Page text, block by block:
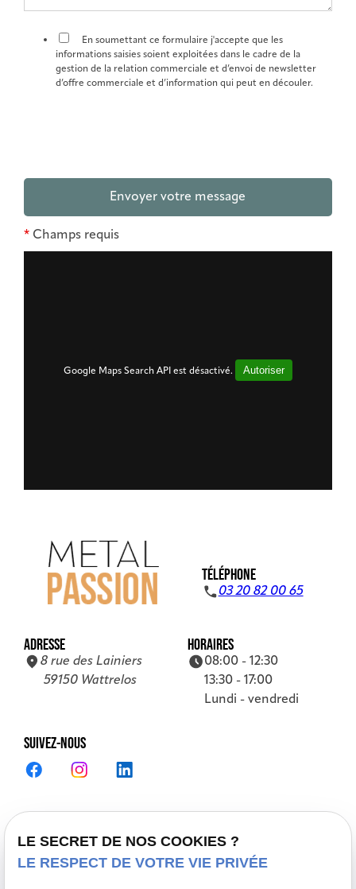
En soumettant ce formulaire j'accepte que les
informations saisies soient exploitées dans le cadre de la
gestion de la relation commerciale et d’envoi de newsletter
d’offre commerciale et d’information qui peut en découler.
*Champs requis
Google Maps Search API est désactivé. Autoriser
TÉLÉPHONE
03 20 82 00 65
ADRESSE
8 rue des Lainiers
59150 Wattrelos
HORAIRES
08:00 - 12:30
13:30 - 17:00
Lundi - vendredi
SUIVEZ-NOUS
Accueil
Présentation
LE SECRET DE NOS COOKIES ?
LE RESPECT DE VOTRE VIE PRIVÉE